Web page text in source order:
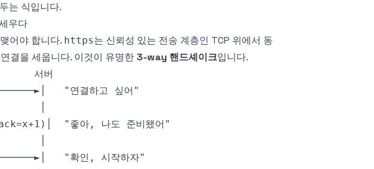
는 식입니다.
우다
어야 합니다. https는 신뢰성 있는 전송 계층인 TCP 위에서 동
결을 세웁니다. 이것이 유명한 3-way 핸드셰이크입니다.